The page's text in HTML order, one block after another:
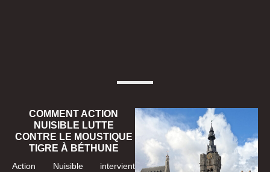
COMMENT ACTION
NUISIBLE LUTTE
CONTRE LE MOUSTIQUE
TIGRE À BÉTHUNE
Action Nuisible intervient